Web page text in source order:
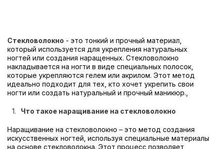
Стекловолокно - это тонкий и прочный материал,
который используется для укрепления натуральных
ногтей или создания наращенных. Стекловолокно
накладывается на ногти в виде специальных полосок,
которые укрепляются гелем или акрилом. Этот метод
идеально подходит для тех, кто хочет укрепить свои
ногти или создать натуральный и прочный маникюр.,
Что такое наращивание на стекловолокно
Наращивание на стекловолокно – это метод создания
искусственных ногтей, используя специальные материалы
на основе стекловолокна. Этот процесс позволяет